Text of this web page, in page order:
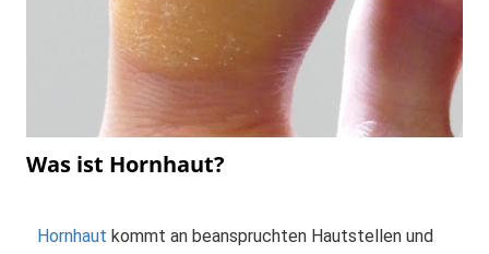
Was ist Hornhaut?
Hornhaut kommt an beanspruchten Hautstellen und